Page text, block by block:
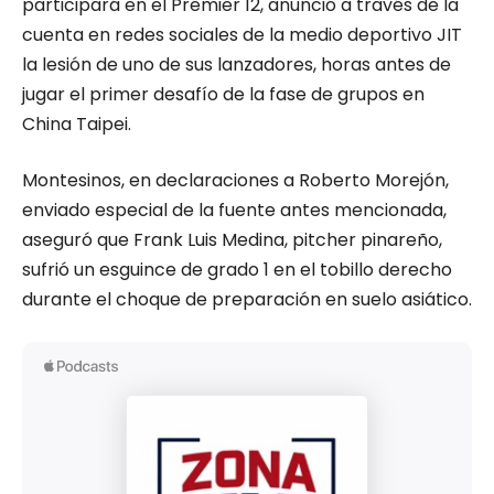
cuenta en redes sociales de la medio deportivo JIT
la lesión de uno de sus lanzadores, horas antes de
jugar el primer desafío de la fase de grupos en
China Taipei.
Montesinos, en declaraciones a Roberto Morejón,
enviado especial de la fuente antes mencionada,
aseguró que Frank Luis Medina, pitcher pinareño,
sufrió un esguince de grado 1 en el tobillo derecho
durante el choque de preparación en suelo asiático.